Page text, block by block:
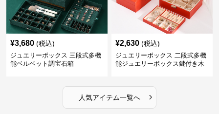
¥3,680 (税込)
ジュエリーボックス 三段式多機
能ベルベット調宝石箱
¥2,630 (税込)
ジュエリーボックス 二段式多機
能ジュエリーボックス鍵付き木
人気アイテム一覧へ ›